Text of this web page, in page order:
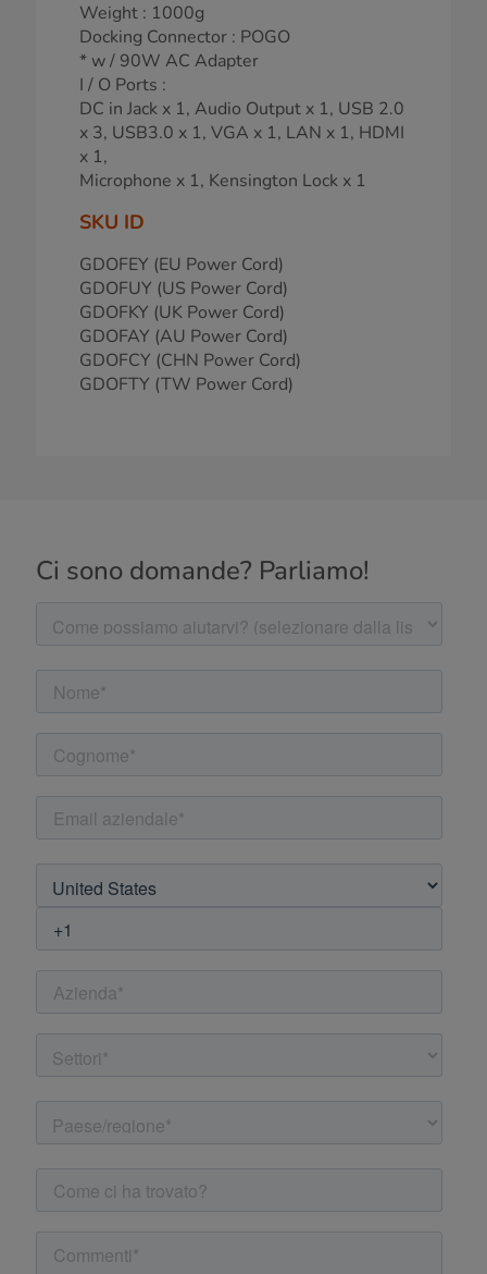
Weight : 1000g
Docking Connector : POGO
* w / 90W AC Adapter
I / O Ports :
DC in Jack x 1, Audio Output x 1, USB 2.0
x 3, USB3.0 x 1, VGA x 1, LAN x 1, HDMI
x 1,
Microphone x 1, Kensington Lock x 1
SKU ID
GDOFEY (EU Power Cord)
GDOFUY (US Power Cord)
GDOFKY (UK Power Cord)
GDOFAY (AU Power Cord)
GDOFCY (CHN Power Cord)
GDOFTY (TW Power Cord)
Ci sono domande? Parliamo!